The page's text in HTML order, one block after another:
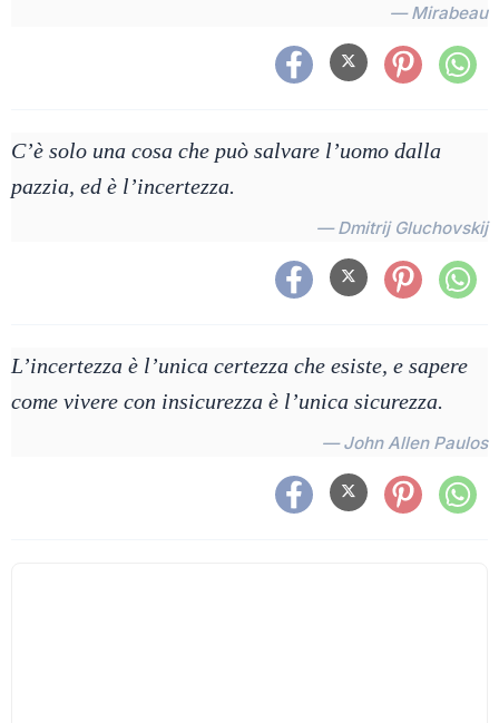
— Mirabeau
C’è solo una cosa che può salvare l’uomo dalla
pazzia, ed è l’incertezza.
— Dmitrij Gluchovskij
L’incertezza è l’unica certezza che esiste, e sapere
come vivere con insicurezza è l’unica sicurezza.
— John Allen Paulos